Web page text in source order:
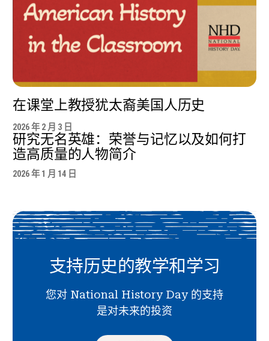
在课堂上教授犹太裔美国人历史
2026 年 2 月 3 日
研究无名英雄：荣誉与记忆以及如何打
造高质量的人物简介
2026 年 1 月 14 日
支持历史的教学和学习
您对 National History Day 的支持
是对未来的投资